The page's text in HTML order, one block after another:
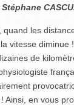
les
vitesse diminue
de
Ainsi, en vous